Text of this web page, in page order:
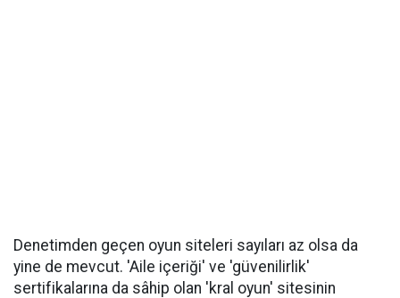
Denetimden geçen oyun siteleri sayıları az olsa da
yine de mevcut. 'Aile içeriği' ve 'güvenilirlik'
sertifikalarına da sâhip olan 'kral oyun' sitesinin